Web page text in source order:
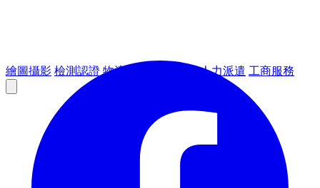
繪圖攝影 檢測認證 物流倉儲 人力派遣 工商服務